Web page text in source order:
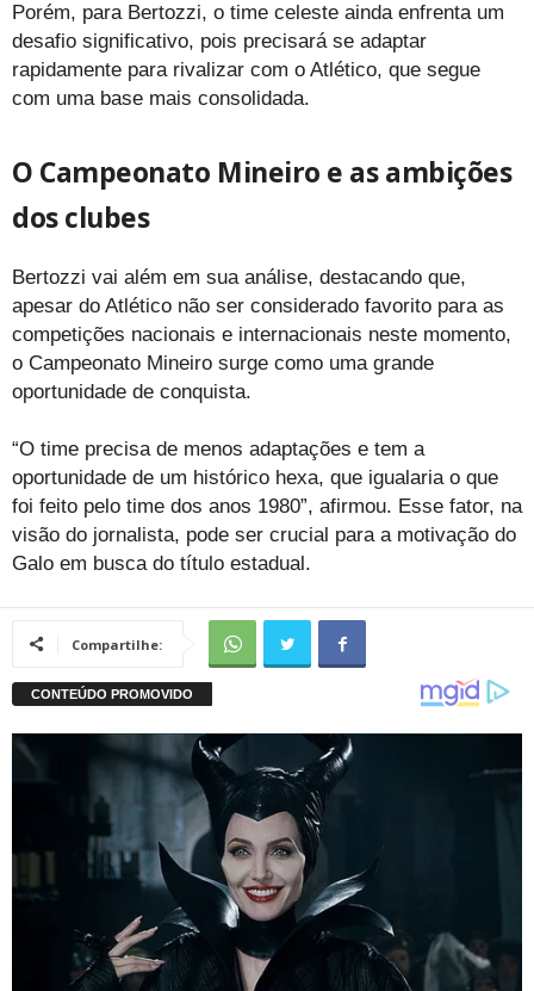
Porém, para Bertozzi, o time celeste ainda enfrenta um
desafio significativo, pois precisará se adaptar
rapidamente para rivalizar com o Atlético, que segue
com uma base mais consolidada.
O Campeonato Mineiro e as ambições
dos clubes
Bertozzi vai além em sua análise, destacando que,
apesar do Atlético não ser considerado favorito para as
competições nacionais e internacionais neste momento,
o Campeonato Mineiro surge como uma grande
oportunidade de conquista.
“O time precisa de menos adaptações e tem a
oportunidade de um histórico hexa, que igualaria o que
foi feito pelo time dos anos 1980”, afirmou. Esse fator, na
visão do jornalista, pode ser crucial para a motivação do
Galo em busca do título estadual.
Compartilhe: